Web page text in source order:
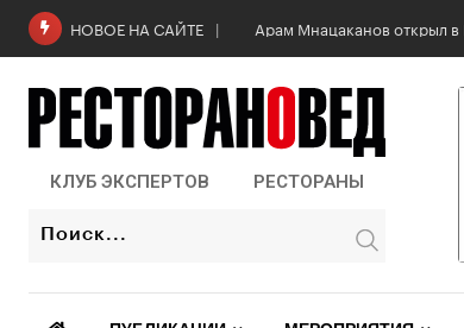
НОВОЕ НА САЙТЕ Арам Мнацаканов открыл
КЛУБ ЭКСПЕРТОВ РЕСТОРАНЫ